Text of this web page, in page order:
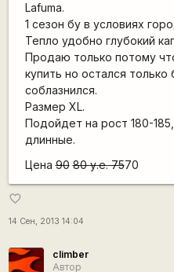
Lafuma.
1 сезон бу в условиях
Тепло удобно глубокий
Продаю только потому
купить но остался
соблазнился.
Размер XL.
Подойдет на рост 180-
длинные.
Цена90 80 у.е.7570
favorite_border
14 Сен, 2013 14:04
climber
Автор